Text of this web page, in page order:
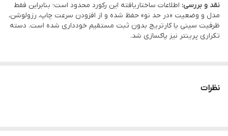
نقد و بررسی: اطلاعات ساختاریافته این رکورد محدود است؛ بنابراین فقط
مدل و وضعیت «در حد نو» حفظ شده و از افزودن سرعت چاپ، رزولوشن،
ظرفیت سینی یا کارتریج بدون ثبت مستقیم خودداری شده است. دسته
تکراری پرینتر نیز پاکسازی شد.
نظرات